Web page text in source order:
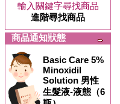
輸入關鍵字尋找商品
進階尋找商品
商品通知狀態
Basic Care 5%
Minoxidil
Solution 男性
生髮液-液態（6